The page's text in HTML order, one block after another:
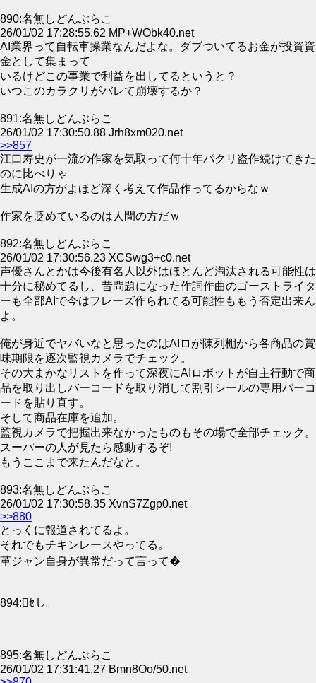
890:名無しどんぶらこ
26/01/02 17:28:55.62 MP+WObk40.net
AI業界って自転車操業なんだよな。ダブついてるお金が投資資
金として集まって
いるけどこの事業で利益を出してるというと？
いつこのカラクリがバレて崩壊するか？
891:名無しどんぶらこ
26/01/02 17:30:50.88 Jrh8xm020.net
>>857
江口寿史が一流の作家を気取って何十年パクリ盗作続けてきた
のに比べりゃ
生成AIの方がよほど深く考えて作品作ってるからなｗ
作家を貶めているのは人間の方だｗ
892:名無しどんぶらこ
26/01/02 17:30:56.23 XCSwg3+c0.net
声優さんとかは今後有名人以外はほとんど淘汰される可能性は
十分に秘めてるし、昔問題になった作詞作曲のゴーストライタ
ーも全部AIで今はフレーズ作られてる可能性ももう否定出来ん
よ。
俺が身近でヤバいなと思ったのはAIロが陳列棚から各商品の賞
味期限を逐次監視カメラでチェック。
その大まかなリストを作って深夜にAIロボットが自主行動で商
品を取り出しバーコードを取り消して割引シールの専用バーコ
ードを貼り直す。
そして商品在庫を追加。
監視カメラで把握出来なかったものもその場で全部チェック。
スーパーの人が見たら感動するぞ!
もうここまで来たんだなと。
893:名無しどんぶらこ
26/01/02 17:30:58.35 XvnS7Zgp0.net
>>880
とっくに報道されてるよ。
それでもチキンレースやってる。
革ジャン自身が異常だって言って�
894:ｾし。
895:名無しどんぶらこ
26/01/02 17:31:41.27 Bmn8Oo/50.net